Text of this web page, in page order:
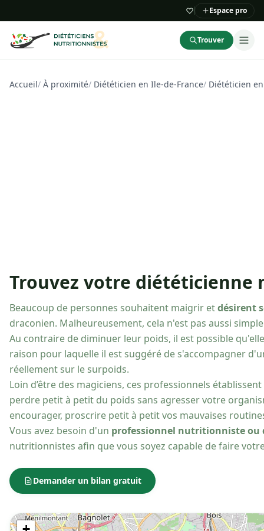
Espace pro
Trouver
Accueil/ À proximité/ Diététicien en Ile-de-France/ Diététicien
Trouvez votre diététicienne
Beaucoup de personnes souhaitent maigrir etdésirent
draconien. Malheureusement, cela n'est pas aussi
Au contraire de diminuer leur poids, il est possible
raison pour laquelle il est suggéré de s'accompagner
réellement sur le surpoids.
Loin d’être des magiciens, ces professionnels
perdre petit à petit du poids sans agresser votre
encourager, proscrire petit à petit vos mauvaises
Vous avez besoin d'un professionnel nutritionniste ou
nutritionnistes afin que vous soyez capable de faire
Demander un bilan gratuit